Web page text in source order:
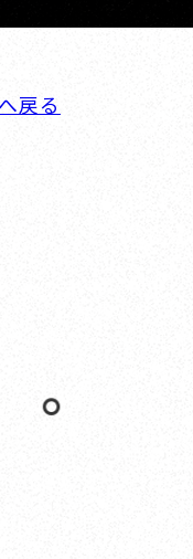
戻る